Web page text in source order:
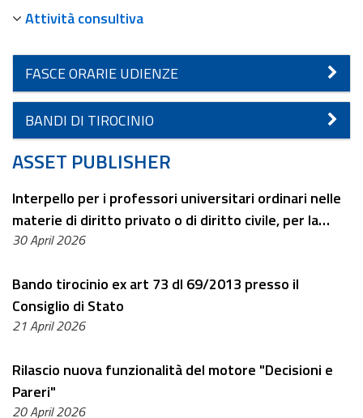
Attività consultiva
FASCE ORARIE UDIENZE
BANDI DI TIROCINIO
ASSET PUBLISHER
Interpello per i professori universitari ordinari nelle
materie di diritto privato o di diritto civile, per la
copertura di un posto di componente supplente
posti di referendario T.A.R.
30 April 2026
Bando tirocinio ex art 73 dl 69/2013 presso il
Consiglio di Stato
21 April 2026
Rilascio nuova funzionalità del motore "Decisioni e
Pareri"
20 April 2026